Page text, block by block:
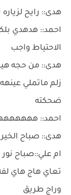
هدى:: رايح
احمد:: هدهدي
الاحتياط واجب
هدى:: من حجه
زلم ماتملي
ضحكته
احمد::
هدى:: صباح الخير
ام علي::صباح
تعاي هاج هاي
وراج طريق